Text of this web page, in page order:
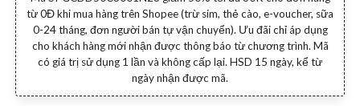
từ 0Đ khi mua hàng trên Shopee (trừ sim, thẻ cào, e-voucher, sữa
0-24 tháng, đơn người bán tự vận chuyển). Ưu đãi chỉ áp dụng
cho khách hàng mới nhận được thông báo từ chương trình. Mã
có giá trị sử dụng 1 lần và không cấp lại. HSD 15 ngày, kể từ
ngày nhận được mã.